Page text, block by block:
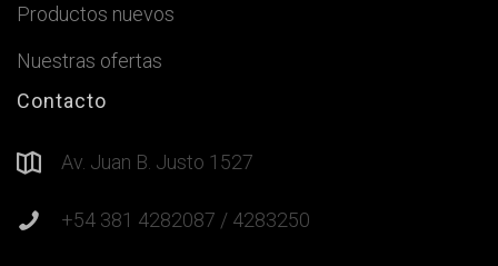
Productos nuevos
Nuestras ofertas
Contacto
Av. Juan B. Justo 1527
+54 381 4282087 / 4283250